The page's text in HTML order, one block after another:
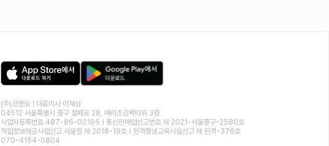
(주)코멘토ㅣ대표이사 이재성
04512 서울특별시 중구 칠패로 28, 메리츠강북타워 3층
사업자등록번호 487-86-00195ㅣ통신판매업신고번호 제 2021-서울중구-2580호
직업정보제공사업신고 서울청 제 2018-19호ㅣ원격평생교육시설신고 제 원격-376호
070-4154-0804